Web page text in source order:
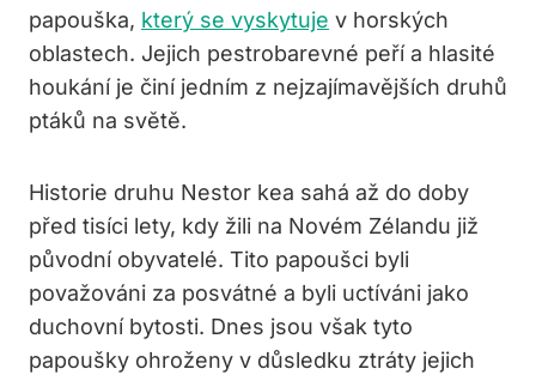
papouška, který se vyskytuje v horských
oblastech. Jejich pestrobarevné peří a hlasité
houkání je činí jedním z nejzajímavějších druhů
ptáků na světě.
Historie druhu Nestor kea sahá až do doby
před tisíci lety, kdy žili na Novém Zélandu již
původní obyvatelé. Tito papoušci byli
považováni za posvátné a byli uctíváni jako
duchovní bytosti. Dnes jsou však tyto
papoušky ohroženy v důsledku ztráty jejich